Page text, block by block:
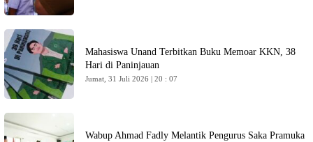
Mahasiswa Unand Terbitkan Buku Memoar KKN, 38
Hari di Paninjauan
Jumat, 31 Juli 2026 | 20 : 07
Wabup Ahmad Fadly Melantik Pengurus Saka Pramuka